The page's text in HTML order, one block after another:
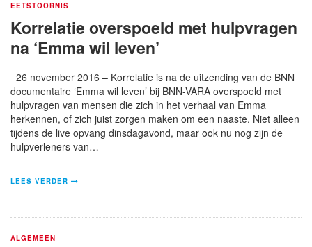
EETSTOORNIS
Korrelatie overspoeld met hulpvragen
na ‘Emma wil leven’
26 november 2016 – Korrelatie is na de uitzending van de BNN
documentaire ‘Emma wil leven’ bij BNN-VARA overspoeld met
hulpvragen van mensen die zich in het verhaal van Emma
herkennen, of zich juist zorgen maken om een naaste. Niet alleen
tijdens de live opvang dinsdagavond, maar ook nu nog zijn de
hulpverleners van…
LEES VERDER
ALGEMEEN